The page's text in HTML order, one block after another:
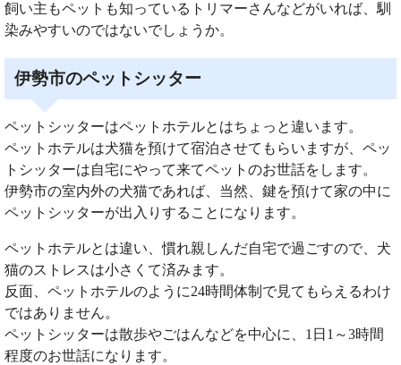
飼い主もペットも知っているトリマーさんなどがいれば、馴
染みやすいのではないでしょうか。
伊勢市のペットシッター
ペットシッターはペットホテルとはちょっと違います。
ペットホテルは犬猫を預けて宿泊させてもらいますが、ペッ
トシッターは自宅にやって来てペットのお世話をします。
伊勢市の室内外の犬猫であれば、当然、鍵を預けて家の中に
ペットシッターが出入りすることになります。
ペットホテルとは違い、慣れ親しんだ自宅で過ごすので、犬
猫のストレスは小さくて済みます。
反面、ペットホテルのように24時間体制で見てもらえるわけ
ではありません。
ペットシッターは散歩やごはんなどを中心に、1日1～3時間
程度のお世話になります。